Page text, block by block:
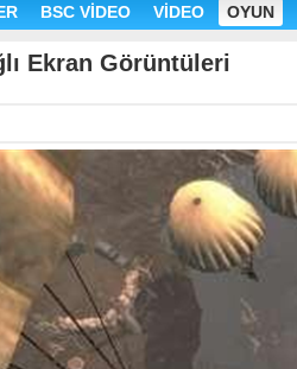
BSC VİDEO VİDEO OYUN
Ekran Görüntüleri